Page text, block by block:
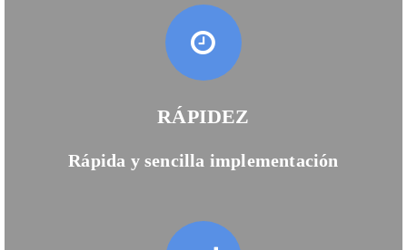
RÁPIDEZ
Rápida y sencilla implementación